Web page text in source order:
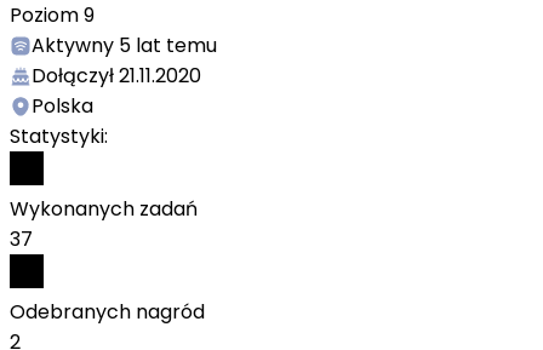
Poziom9
Aktywny 5 lat temu
Dołączył21.11.2020
Polska
Statystyki:
Wykonanych zadań
37
Odebranych nagród
2